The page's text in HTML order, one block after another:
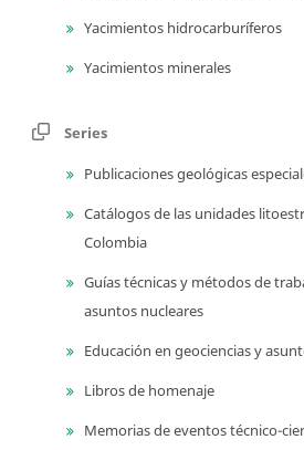
Yacimientos hidrocarburíferos
Yacimientos minerales
Series
Publicaciones geológicas
Catálogos de las unidades
Colombia
Guías técnicas y métodos de
asuntos nucleares
Educación en geociencias y
Libros de homenaje
Memorias de eventos técnico-